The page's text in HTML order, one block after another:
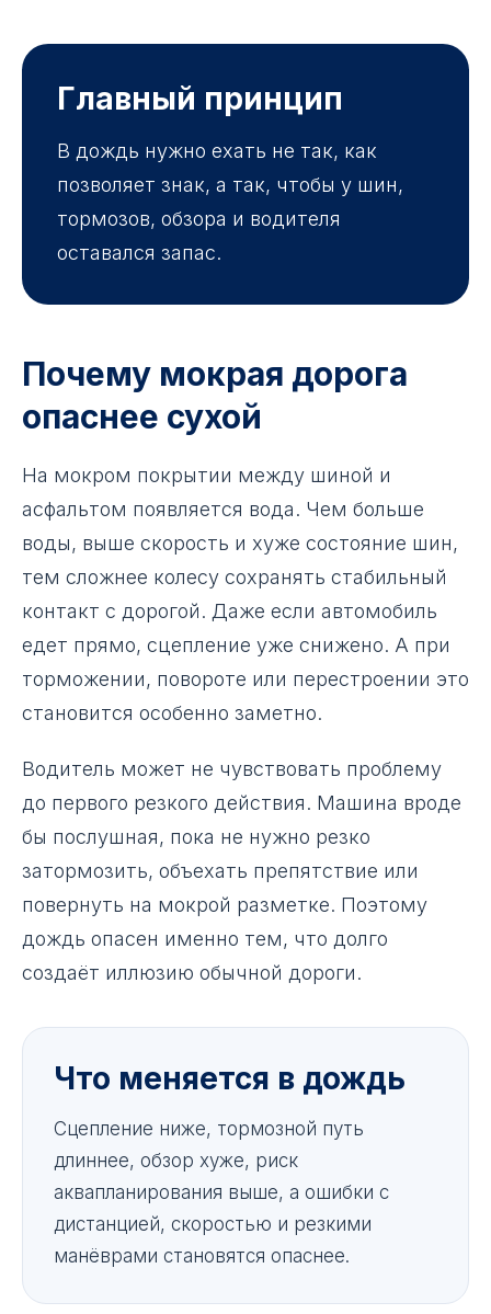
Главный принцип
В дождь нужно ехать не так, как
позволяет знак, а так, чтобы у шин,
тормозов, обзора и водителя
оставался запас.
Почему мокрая дорога
опаснее сухой
На мокром покрытии между шиной и
асфальтом появляется вода. Чем больше
воды, выше скорость и хуже состояние шин,
тем сложнее колесу сохранять стабильный
контакт с дорогой. Даже если автомобиль
едет прямо, сцепление уже снижено. А при
торможении, повороте или перестроении это
становится особенно заметно.
Водитель может не чувствовать проблему
до первого резкого действия. Машина вроде
бы послушная, пока не нужно резко
затормозить, объехать препятствие или
повернуть на мокрой разметке. Поэтому
дождь опасен именно тем, что долго
создаёт иллюзию обычной дороги.
Что меняется в дождь
Сцепление ниже, тормозной путь
длиннее, обзор хуже, риск
аквапланирования выше, а ошибки с
дистанцией, скоростью и резкими
манёврами становятся опаснее.